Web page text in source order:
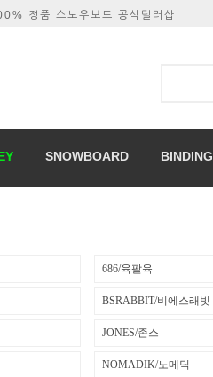
정품 스노우보드 공식딜러샵
SNOWBOARD BINDING
686/육팔육
BSRABBIT/비에스래빗
JONES/존스
NOMADIK/노메딕